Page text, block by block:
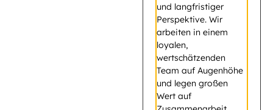
und langfristiger
Perspektive. Wir
arbeiten in einem
loyalen,
wertschätzenden
Team auf Augenhöhe
und legen großen
Wert auf